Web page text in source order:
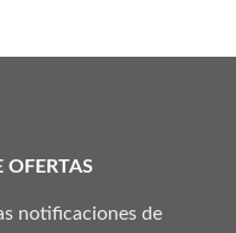
notificaciones de